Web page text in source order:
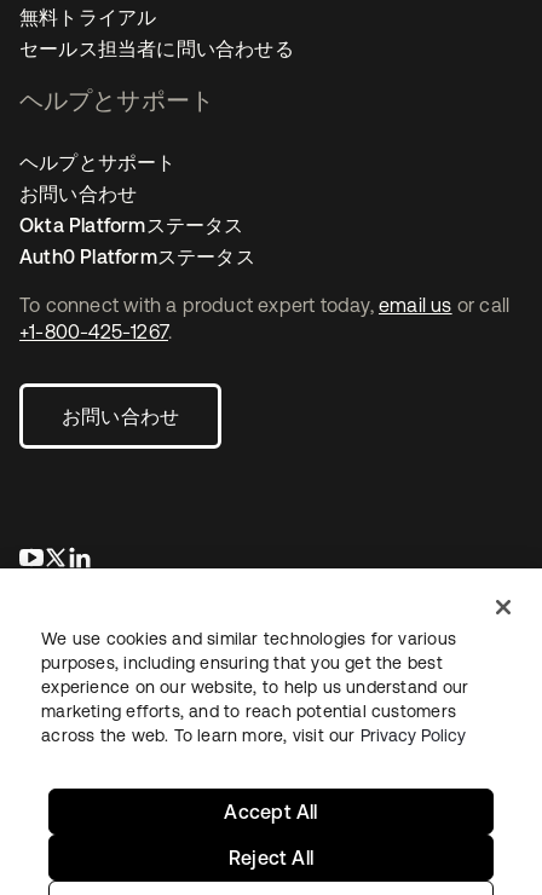
To connect with a product expert today, email us or call
+1-800-425-1267.
お問い合わせ
新しいタブで開く
新しいタブで開く
無料トライアル
セールス担当者に問い合わせる
ヘルプとサポート
ヘルプとサポート
お問い合わせ
Okta Platformステータス
Auth0 Platformステータス
法務プライバシーポリシーサイト利用規約セキュリティ
We use cookies and similar technologies for various
purposes, including ensuring that you get the best
experience on our website, to help us understand our
marketing efforts, and to reach potential customers
across the web. To learn more, visit our Privacy Policy
Reject All
Accept All